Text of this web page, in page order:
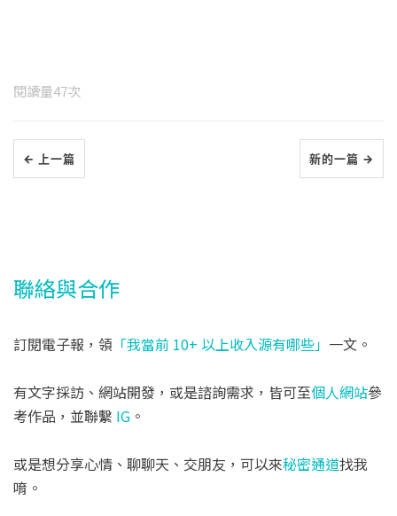
閱讀量47次
← 上一篇 新的一篇 →
聯絡與合作
訂閱電子報，領 「我當前 10+ 以上收入源有哪些」 一文。
有文字採訪、網站開發，或是諮詢需求，皆可至個人網站參
考作品，並聯繫 IG 。
或是想分享心情、聊聊天、交朋友，可以來秘密通道找我
唷。